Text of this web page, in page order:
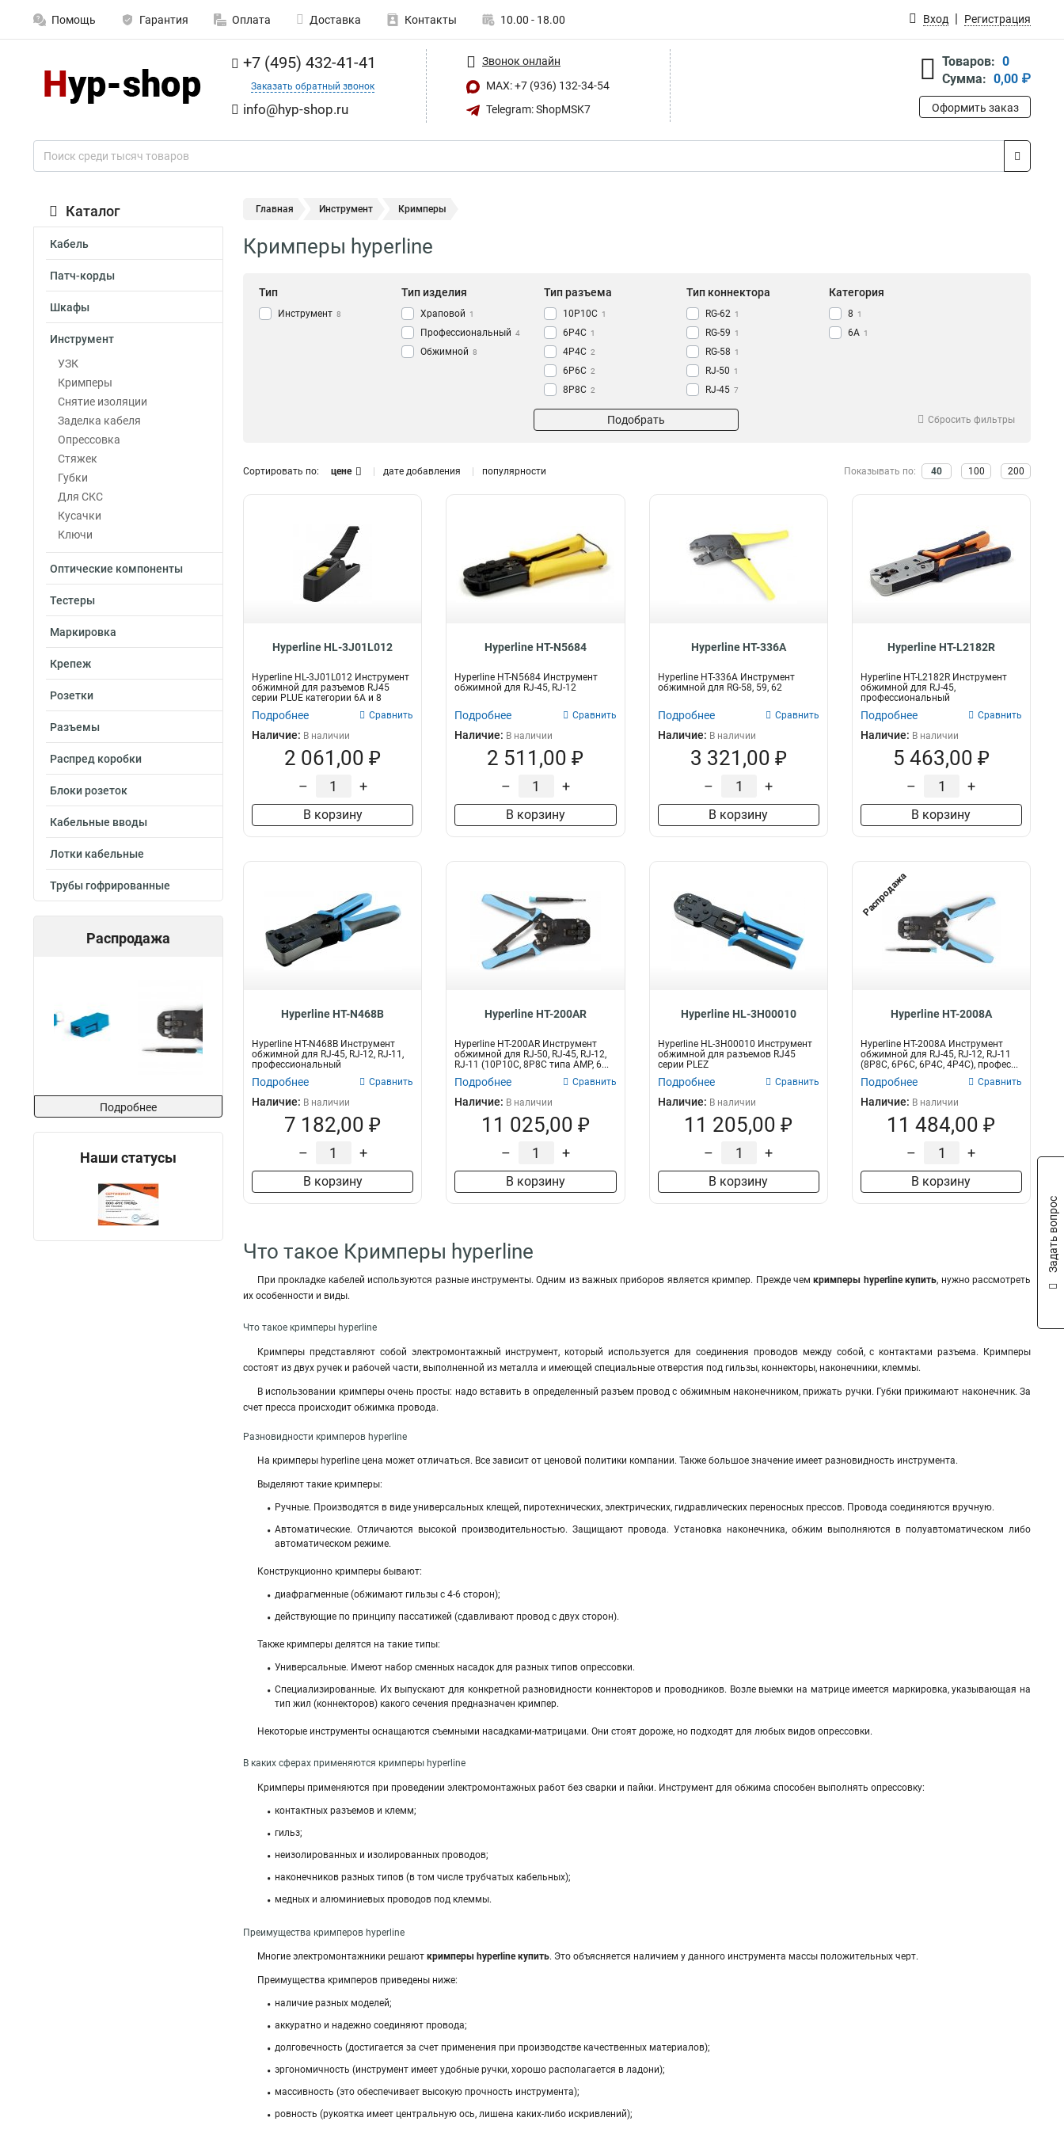
Помощь Гарантия Оплата Доставка Контакты 10.00 - 18.00 Вход Регистрация
+7 (495) 432-41-41
Заказать обратный звонок
info@hyp-shop.ru
Звонок онлайн
MAX: +7 (936) 132-34-54
Telegram: ShopMSK7
Товаров: 0
Сумма: 0,00 ₽
Оформить заказ
Каталог
Кабель
Патч-корды
Шкафы
Инструмент
УЗК
Кримперы
Снятие изоляции
Заделка кабеля
Опрессовка
Стяжек
Губки
Для СКС
Кусачки
Ключи
Оптические компоненты
Тестеры
Маркировка
Крепеж
Розетки
Разъемы
Распред коробки
Блоки розеток
Кабельные вводы
Лотки кабельные
Трубы гофрированные
Распродажа
Подробнее
Наши статусы
Главная Инструмент Кримперы
Кримперы hyperline
Тип
Инструмент 8
Тип изделия
Храповой 1
Профессиональный 4
Обжимной 8
Тип разъема
10P10C 1
6P4C 1
4P4C 2
6P6C 2
8P8C 2
Тип коннектора
RG-62 1
RG-59 1
RG-58 1
RJ-50 1
RJ-45 7
RJ-11 3
RJ-12 4
Категория
8 1
6A 1
Подобрать Сбросить фильтры
Сортировать по: цене дате добавления популярности Показывать по: 40 100 200
Hyperline HL-3J01L012
Hyperline HL-3J01L012 Инструмент
обжимной для разъемов RJ45
серии PLUE категории 6A и 8
Подробнее Сравнить
Наличие: В наличии
2 061,00 ₽
– +
В корзину
Hyperline HT-N5684
Hyperline HT-N5684 Инструмент
обжимной для RJ-45, RJ-12
Подробнее Сравнить
Наличие: В наличии
2 511,00 ₽
– +
В корзину
Hyperline HT-336A
Hyperline HT-336A Инструмент
обжимной для RG-58, 59, 62
Подробнее Сравнить
Наличие: В наличии
3 321,00 ₽
– +
В корзину
Hyperline HT-L2182R
Hyperline HT-L2182R Инструмент
обжимной для RJ-45,
профессиональный
Подробнее Сравнить
Наличие: В наличии
5 463,00 ₽
– +
В корзину
Hyperline HT-N468B
Hyperline HT-N468B Инструмент
обжимной для RJ-45, RJ-12, RJ-11,
профессиональный
Подробнее Сравнить
Наличие: В наличии
7 182,00 ₽
– +
В корзину
Hyperline HT-200AR
Hyperline HT-200AR Инструмент
обжимной для RJ-50, RJ-45, RJ-12,
RJ-11 (10P10C, 8P8C типа AMP, 6...
Подробнее Сравнить
Наличие: В наличии
11 025,00 ₽
– +
В корзину
Hyperline HL-3H00010
Hyperline HL-3H00010 Инструмент
обжимной для разъемов RJ45
серии PLEZ
Подробнее Сравнить
Наличие: В наличии
11 205,00 ₽
– +
В корзину
Распродажа
Hyperline HT-2008A
Hyperline HT-2008A Инструмент
обжимной для RJ-45, RJ-12, RJ-11
(8P8C, 6P6C, 6P4C, 4P4C), профес...
Подробнее Сравнить
Наличие: В наличии
11 484,00 ₽
– +
В корзину
Что такое Кримперы hyperline
При прокладке кабелей используются разные инструменты. Одним из важных приборов является кримпер. Прежде чемкримперы hyperline купить, нужно рассмотреть
их особенности и виды.
Что такое кримперы hyperline
Кримперы представляют собой электромонтажный инструмент, который используется для соединения проводов между собой, с контактами разъема. Кримперы
состоят из двух ручек и рабочей части, выполненной из металла и имеющей специальные отверстия под гильзы, коннекторы, наконечники, клеммы.
В использовании кримперы очень просты: надо вставить в определенный разъем провод с обжимным наконечником, прижать ручки. Губки прижимают наконечник. За
счет пресса происходит обжимка провода.
Разновидности кримперов hyperline
На кримперы hyperline цена может отличаться. Все зависит от ценовой политики компании. Также большое значение имеет разновидность инструмента.
Выделяют такие кримперы:
Ручные. Производятся в виде универсальных клещей, пиротехнических, электрических, гидравлических переносных прессов. Провода соединяются вручную.
Автоматические. Отличаются высокой производительностью. Защищают провода. Установка наконечника, обжим выполняются в полуавтоматическом либо
автоматическом режиме.
Конструкционно кримперы бывают:
диафрагменные (обжимают гильзы с 4-6 сторон);
действующие по принципу пассатижей (сдавливают провод с двух сторон).
Также кримперы делятся на такие типы:
Универсальные. Имеют набор сменных насадок для разных типов опрессовки.
Специализированные. Их выпускают для конкретной разновидности коннекторов и проводников. Возле выемки на матрице имеется маркировка, указывающая на
тип жил (коннекторов) какого сечения предназначен кримпер.
Некоторые инструменты оснащаются съемными насадками-матрицами. Они стоят дороже, но подходят для любых видов опрессовки.
В каких сферах применяются кримперы hyperline
Кримперы применяются при проведении электромонтажных работ без сварки и пайки. Инструмент для обжима способен выполнять опрессовку:
контактных разъемов и клемм;
гильз;
неизолированных и изолированных проводов;
наконечников разных типов (в том числе трубчатых кабельных);
медных и алюминиевых проводов под клеммы.
Преимущества кримперов hyperline
Многие электромонтажники решают кримперы hyperline купить. Это объясняется наличием у данного инструмента массы положительных черт.
Преимущества кримперов приведены ниже:
наличие разных моделей;
аккуратно и надежно соединяют провода;
долговечность (достигается за счет применения при производстве качественных материалов);
эргономичность (инструмент имеет удобные ручки, хорошо располагается в ладони);
массивность (это обеспечивает высокую прочность инструмента);
ровность (рукоятка имеет центральную ось, лишена каких-либо искривлений);
Задать вопрос